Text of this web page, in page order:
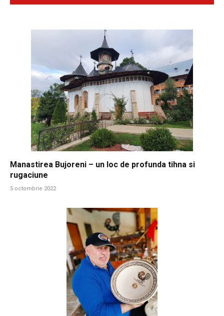
Manastirea Bujoreni – un loc de profunda tihna si
rugaciune
5 octombrie 2022